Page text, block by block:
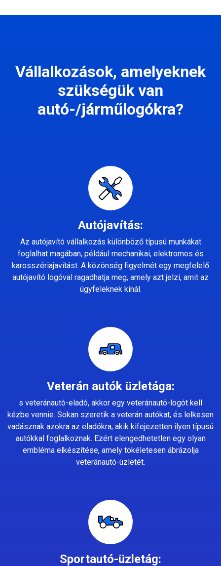
Vállalkozások, amelyeknek
szükségük van
autó-/járműlogókra?
Autójavítás:
Az autójavító vállalkozás különböző típusú munkákat
foglalhat magában, például mechanikai, elektromos és
karosszériajavítást. A közönség figyelmét egy megfelelő
autójavító logóval ragadhatja meg, amely azt jelzi, amit az
ügyfeleknek kínál.
Veterán autók üzletága:
s veteránautó-eladó, akkor egy veteránautó-logót kell
kézbe vennie. Sokan szeretik a veterán autókat, és lelkesen
vadásznak azokra az eladókra, akik kifejezetten ilyen típusú
autókkal foglalkoznak. Ezért elengedhetetlen egy olyan
embléma elkészítése, amely tökéletesen ábrázolja
veteránautó-üzletét.
Sportautó-üzletág: